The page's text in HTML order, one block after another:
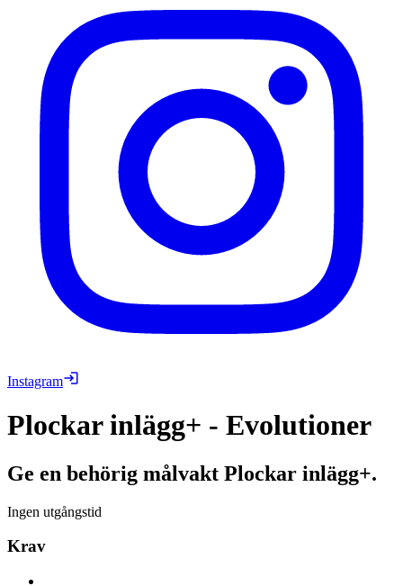
Instagram
Plockar inlägg+ - Evolutioner
Ge en behörig målvakt Plockar inlägg+.
Ingen utgångstid
Krav